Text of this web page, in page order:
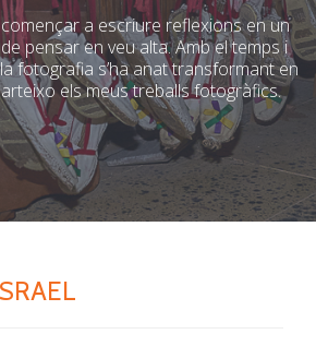
a escriure reflexions en un
pensar en veu alta. Amb el temps i
fotografia s’ha anat transformant en
els meus treballs fotogràfics.